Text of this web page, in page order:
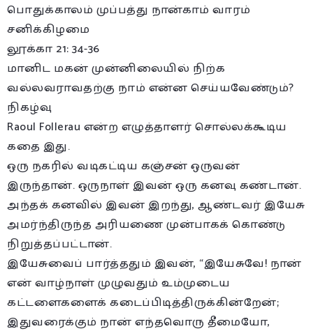
பொதுக்காலம் முப்பத்து நான்காம் வாரம்
சனிக்கிழமை
லூக்கா 21: 34-36
மானிட மகன் முன்னிலையில் நிற்க
வல்லவராவதற்கு நாம் என்ன செய்யவேண்டும்?
நிகழ்வு
Raoul Follerau என்ற எழுத்தாளர் சொல்லக்கூடிய
கதை இது.
ஒரு நகரில் வடிகட்டிய கஞ்சன் ஒருவன்
இருந்தான். ஒருநாள் இவன் ஒரு கனவு கண்டான்.
அந்தக் கனவில் இவன் இறந்து, ஆண்டவர் இயேசு
அமர்ந்திருந்த அரியணை முன்பாகக் கொண்டு
நிறுத்தப்பட்டான்.
இயேசுவைப் பார்த்ததும் இவன், “இயேசுவே! நான்
என் வாழ்நாள் முழுவதும் உம்முடைய
கட்டளைகளைக் கடைப்பிடித்திருக்கின்றேன்;
இதுவரைக்கும் நான் எந்தவொரு தீமையோ,